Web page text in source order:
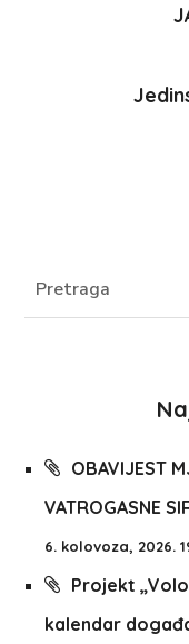
OBAVIJEST
VATROGASNE
6. kolovoza, 2026.
Projekt
kalendar